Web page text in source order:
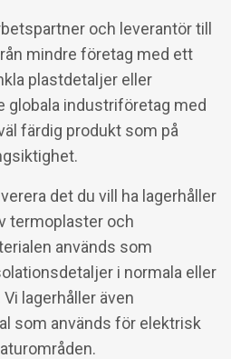
och leverantör till
mindre företag med ett
plastdetaljer eller
globala industriföretag med
färdig produkt som på
det du vill ha lagerhåller
termoplaster och
används som
i normala eller
lagerhåller även
som används för elektrisk